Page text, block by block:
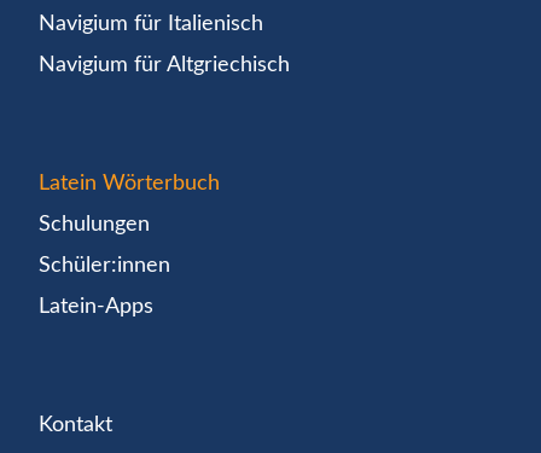
Navigium für Italienisch
Navigium für Altgriechisch
Latein Wörterbuch
Schulungen
Schüler:innen
Latein-Apps
Kontakt